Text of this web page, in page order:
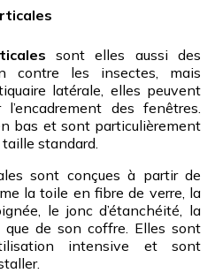
sont elles aussi des
contre les insectes, mais
latérale, elles peuvent
des fenêtres.
bas et sont particulièrement
standard.
sont conçues à partir de
la toile en fibre de verre, la
le jonc d’étanchéité, la
que de son coffre. Elles sont
intensive et sont